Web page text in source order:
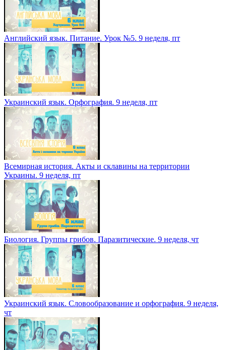
Английский язык. Питание. Урок №5. 9 неделя, пт
Украинский язык. Орфография. 9 неделя, пт
Всемирная история. Акты и склавины на территории
Украины. 9 неделя, пт
Биология. Группы грибов. Паразитические. 9 неделя, чт
Украинский язык. Словообразование и орфография. 9 неделя,
чт